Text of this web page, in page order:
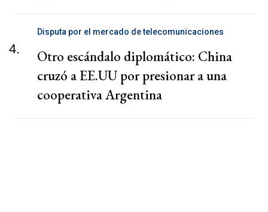
4.
Disputa por el mercado de telecomunicaciones
Otro escándalo diplomático: China
cruzó a EE.UU por presionar a una
cooperativa Argentina